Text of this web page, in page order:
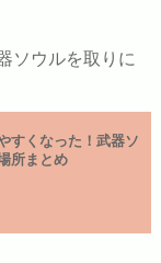
ソウルを取りに
すくなった！武器ソ
所まとめ